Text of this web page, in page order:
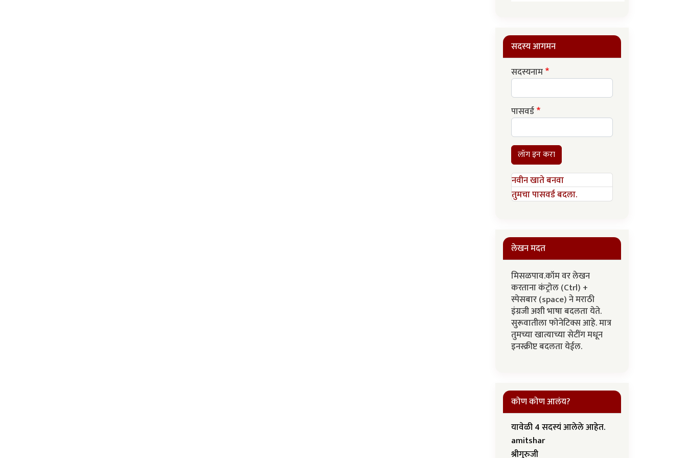
सदस्य आगमन
सदस्यनाम
पासवर्ड
लॉग इन करा
नवीन खाते बनवा
तुमचा पासवर्ड बदला.
लेखन मदत
मिसळपाव.कॉम वर लेखन
करताना कंट्रोल (Ctrl) +
स्पेसबार (space) ने मराठी
इंग्रजी अशी भाषा बदलता येते.
सुरूवातीला फोनेटिक्स आहे. मात्र
तुमच्या खात्याच्या सेटींग मधून
इनस्क्रीप्ट बदलता येईल.
कोण कोण आलंय?
यावेळी 4 सदस्यं आलेले आहेत.
amitshar
श्रीगुरुजी